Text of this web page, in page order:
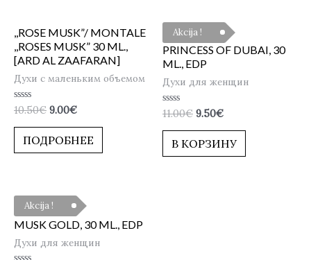
,,ROSE MUSK”/ MONTALE
,,ROSES MUSK” 30 ML.,
[ARD AL ZAAFARAN]
Духи с маленьким объемом
Оценка
0
из
10.50€ 9.00€
ПОДРОБНЕЕ
Akcija !
PRINCESS OF DUBAI, 30
ML., EDP
Духи для женщин
Оценка
0
из
11.00€ 9.50€
В КОРЗИНУ
Akcija !
MUSK GOLD, 30 ML., EDP
Духи для женщин